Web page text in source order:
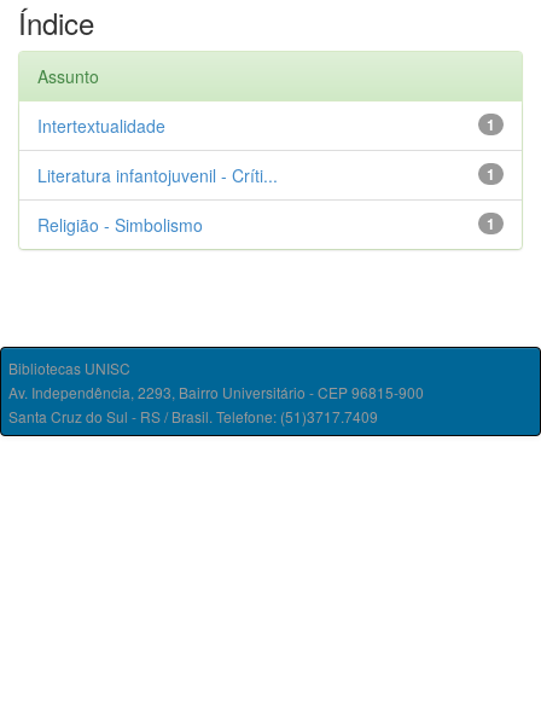
Índice
Assunto
1
Intertextualidade
1
Literatura infantojuvenil - Críti...
1
Religião - Simbolismo
Bibliotecas UNISC
Av. Independência, 2293, Bairro Universitário - CEP 96815-900
Santa Cruz do Sul - RS / Brasil. Telefone: (51)3717.7409